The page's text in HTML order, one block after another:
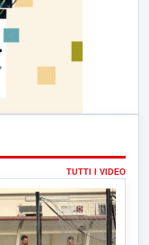
TUTTI I VIDEO